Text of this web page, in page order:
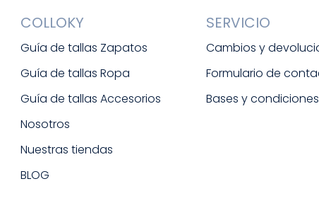
COLLOKY
Guía de tallas Zapatos
Guía de tallas Ropa
Guía de tallas Accesorios
Nosotros
Nuestras tiendas
BLOG
SERVICIO
Cambios y
Formulario de
Bases y condiciones